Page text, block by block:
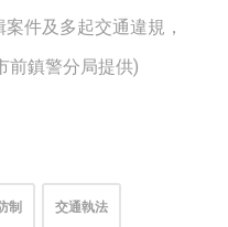
件及多起交通違規，
前鎮警分局提供)
制 交通執法